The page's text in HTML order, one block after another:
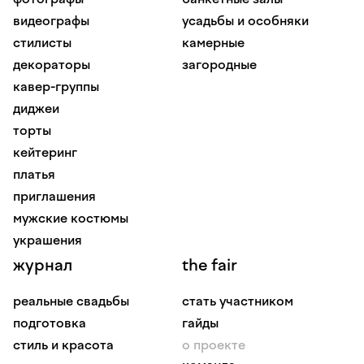
видеографы
стилисты
декораторы
кавер-группы
диджеи
торты
кейтеринг
платья
приглашения
мужские костюмы
украшения
усадьбы и особняки
камерные
загородные
журнал
реальные свадьбы
подготовка
стиль и красота
the fair
стать участником
гайды
о проекте